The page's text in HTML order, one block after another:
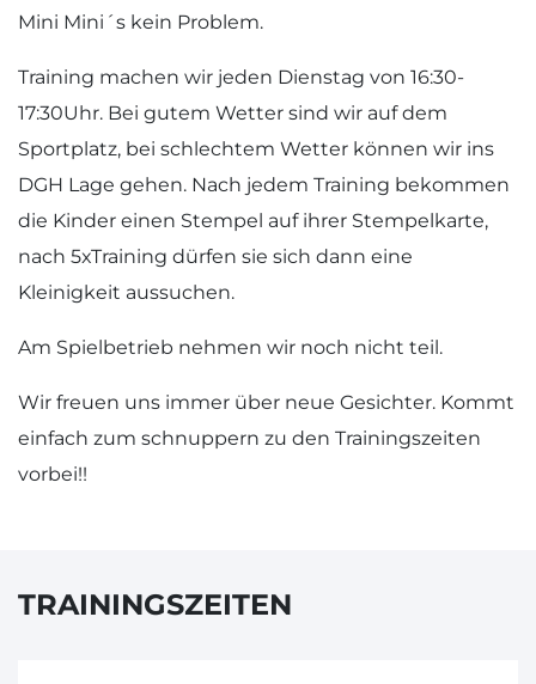
Mini Mini´s kein Problem.
Training machen wir jeden Dienstag von 16:30-
17:30Uhr. Bei gutem Wetter sind wir auf dem
Sportplatz, bei schlechtem Wetter können wir ins
DGH Lage gehen. Nach jedem Training bekommen
die Kinder einen Stempel auf ihrer Stempelkarte,
nach 5xTraining dürfen sie sich dann eine
Kleinigkeit aussuchen.
Am Spielbetrieb nehmen wir noch nicht teil.
Wir freuen uns immer über neue Gesichter. Kommt
einfach zum schnuppern zu den Trainingszeiten
vorbei!!
TRAININGSZEITEN